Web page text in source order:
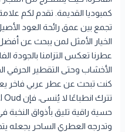
تجمع بين عمق رائحة العود
الخيار الأمثل لمن يبحث عن
عطرنا تعكس التزامنا بالجودة
الأخشاب وحتى التقطير الحرفي
كنت تبحث عن عطر عربي فاخر
حسية راقية تليق بأذواق النخبة
وتدرجه العطري الساحر يجعله